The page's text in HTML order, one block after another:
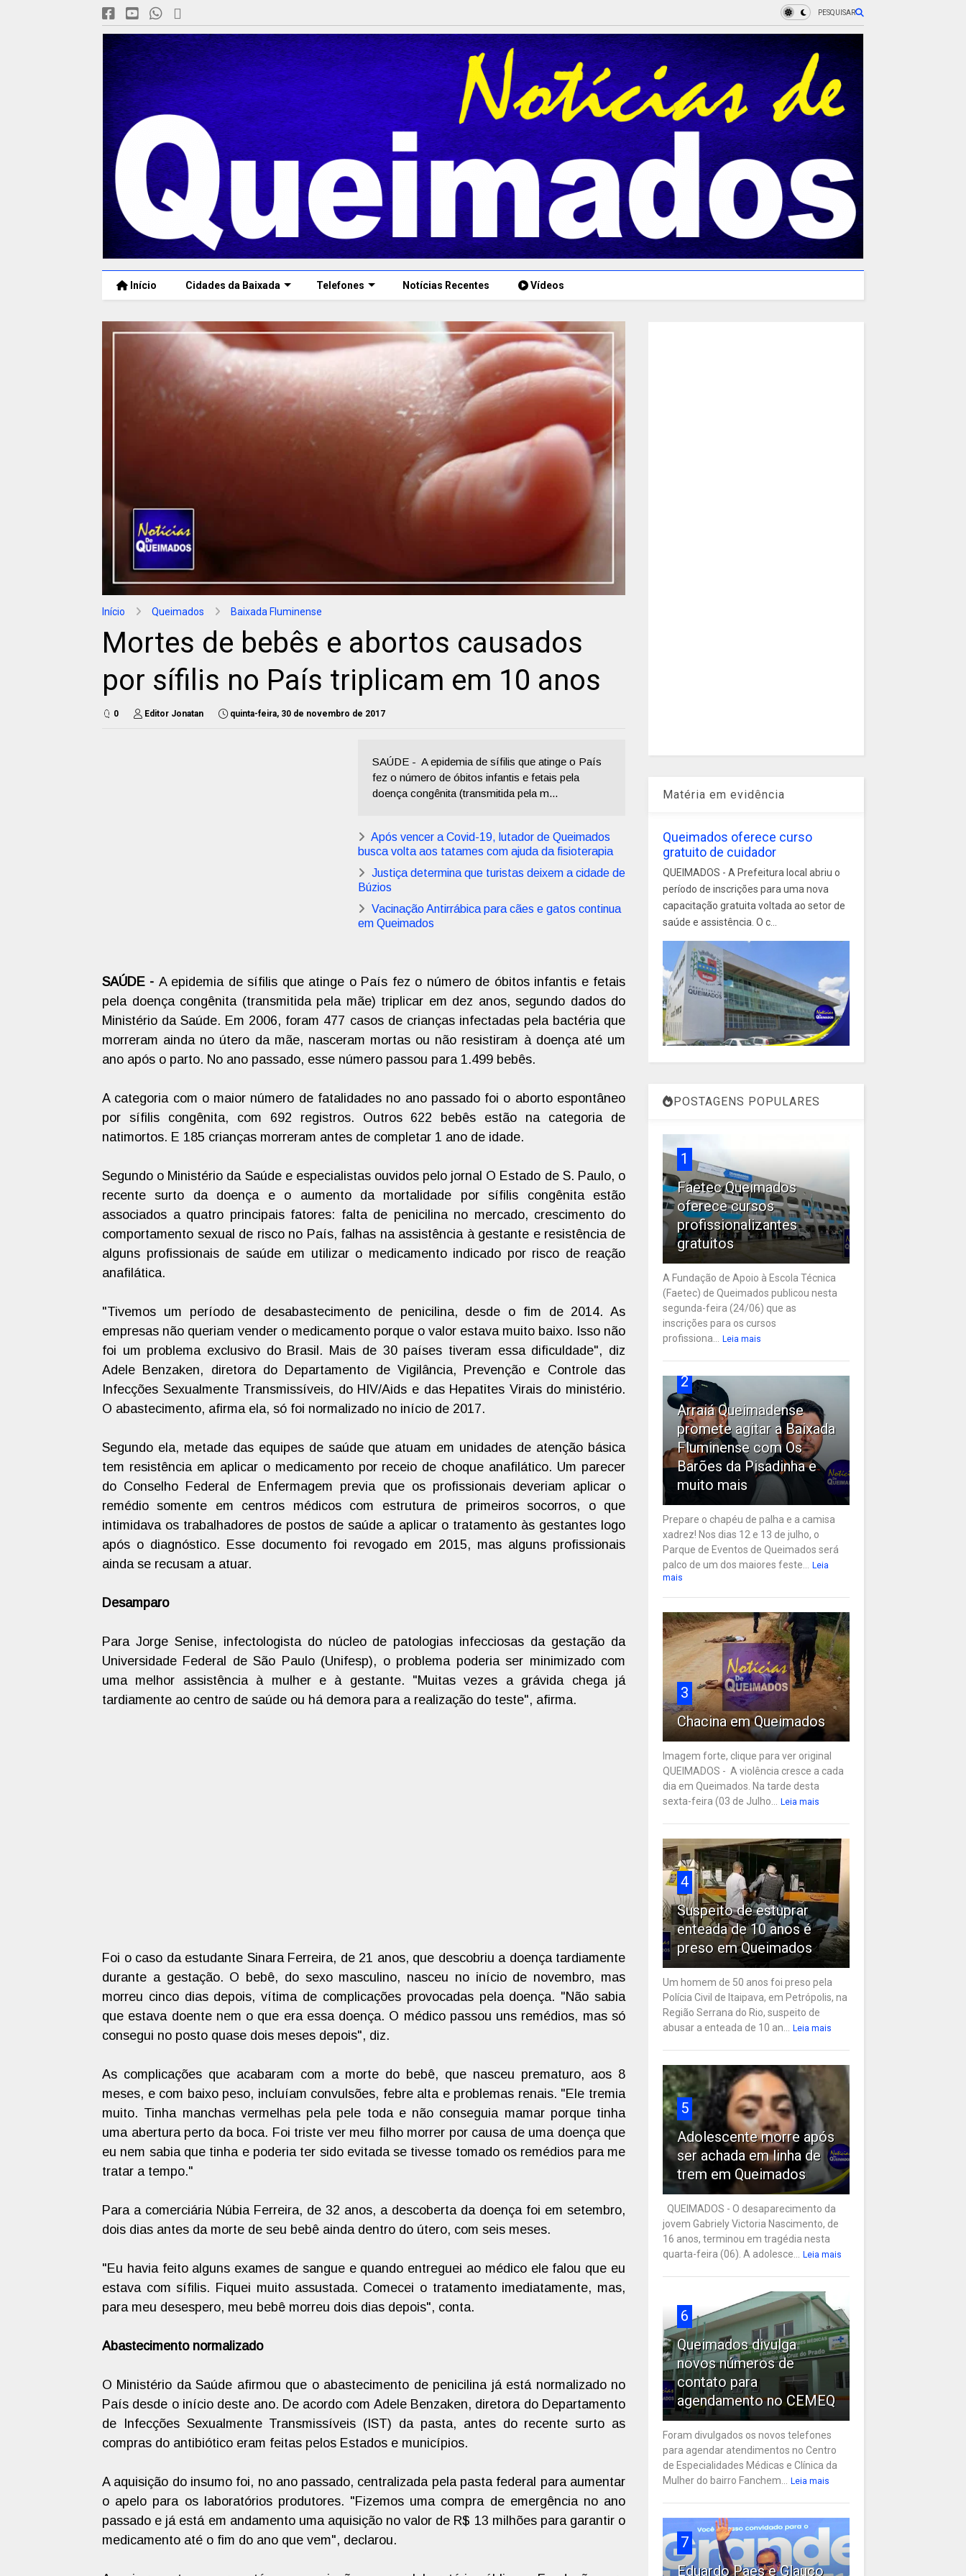
PESQUISAR
Início Cidades da Baixada Telefones Notícias Recentes Vídeos
Início Queimados Baixada Fluminense
Mortes de bebês e abortos causados
por sífilis no País triplicam em 10 anos
0 Editor Jonatan quinta-feira, 30 de novembro de 2017
SAÚDE - A epidemia de sífilis que atinge o País
fez o número de óbitos infantis e fetais pela
doença congênita (transmitida pela m...
Após vencer a Covid-19, lutador de Queimados
busca volta aos tatames com ajuda da fisioterapia
Justiça determina que turistas deixem a cidade de
Búzios
Vacinação Antirrábica para cães e gatos continua
em Queimados
SAÚDE - A epidemia de sífilis que atinge o País fez o número de óbitos infantis e fetais
pela doença congênita (transmitida pela mãe) triplicar em dez anos, segundo dados do
Ministério da Saúde. Em 2006, foram 477 casos de crianças infectadas pela bactéria que
morreram ainda no útero da mãe, nasceram mortas ou não resistiram à doença até um
ano após o parto. No ano passado, esse número passou para 1.499 bebês.
A categoria com o maior número de fatalidades no ano passado foi o aborto espontâneo
por sífilis congênita, com 692 registros. Outros 622 bebês estão na categoria de
natimortos. E 185 crianças morreram antes de completar 1 ano de idade.
Segundo o Ministério da Saúde e especialistas ouvidos pelo jornal O Estado de S. Paulo, o
recente surto da doença e o aumento da mortalidade por sífilis congênita estão
associados a quatro principais fatores: falta de penicilina no mercado, crescimento do
comportamento sexual de risco no País, falhas na assistência à gestante e resistência de
alguns profissionais de saúde em utilizar o medicamento indicado por risco de reação
anafilática.
"Tivemos um período de desabastecimento de penicilina, desde o fim de 2014. As
empresas não queriam vender o medicamento porque o valor estava muito baixo. Isso não
foi um problema exclusivo do Brasil. Mais de 30 países tiveram essa dificuldade", diz
Adele Benzaken, diretora do Departamento de Vigilância, Prevenção e Controle das
Infecções Sexualmente Transmissíveis, do HIV/Aids e das Hepatites Virais do ministério.
O abastecimento, afirma ela, só foi normalizado no início de 2017.
Segundo ela, metade das equipes de saúde que atuam em unidades de atenção básica
tem resistência em aplicar o medicamento por receio de choque anafilático. Um parecer
do Conselho Federal de Enfermagem previa que os profissionais deveriam aplicar o
remédio somente em centros médicos com estrutura de primeiros socorros, o que
intimidava os trabalhadores de postos de saúde a aplicar o tratamento às gestantes logo
após o diagnóstico. Esse documento foi revogado em 2015, mas alguns profissionais
ainda se recusam a atuar.
Desamparo
Para Jorge Senise, infectologista do núcleo de patologias infecciosas da gestação da
Universidade Federal de São Paulo (Unifesp), o problema poderia ser minimizado com
uma melhor assistência à mulher e à gestante. "Muitas vezes a grávida chega já
tardiamente ao centro de saúde ou há demora para a realização do teste", afirma.
Foi o caso da estudante Sinara Ferreira, de 21 anos, que descobriu a doença tardiamente
durante a gestação. O bebê, do sexo masculino, nasceu no início de novembro, mas
morreu cinco dias depois, vítima de complicações provocadas pela doença. "Não sabia
que estava doente nem o que era essa doença. O médico passou uns remédios, mas só
consegui no posto quase dois meses depois", diz.
As complicações que acabaram com a morte do bebê, que nasceu prematuro, aos 8
meses, e com baixo peso, incluíam convulsões, febre alta e problemas renais. "Ele tremia
muito. Tinha manchas vermelhas pela pele toda e não conseguia mamar porque tinha
uma abertura perto da boca. Foi triste ver meu filho morrer por causa de uma doença que
eu nem sabia que tinha e poderia ter sido evitada se tivesse tomado os remédios para me
tratar a tempo."
Para a comerciária Núbia Ferreira, de 32 anos, a descoberta da doença foi em setembro,
dois dias antes da morte de seu bebê ainda dentro do útero, com seis meses.
"Eu havia feito alguns exames de sangue e quando entreguei ao médico ele falou que eu
estava com sífilis. Fiquei muito assustada. Comecei o tratamento imediatamente, mas,
para meu desespero, meu bebê morreu dois dias depois", conta.
Abastecimento normalizado
O Ministério da Saúde afirmou que o abastecimento de penicilina já está normalizado no
País desde o início deste ano. De acordo com Adele Benzaken, diretora do Departamento
de Infecções Sexualmente Transmissíveis (IST) da pasta, antes do recente surto as
compras do antibiótico eram feitas pelos Estados e municípios.
A aquisição do insumo foi, no ano passado, centralizada pela pasta federal para aumentar
o apelo para os laboratórios produtores. "Fizemos uma compra de emergência no ano
passado e já está em andamento uma aquisição no valor de R$ 13 milhões para garantir o
medicamento até o fim do ano que vem", declarou.
Matéria em evidência
Queimados oferece curso
gratuito de cuidador
QUEIMADOS - A Prefeitura local abriu o
período de inscrições para uma nova
capacitação gratuita voltada ao setor de
saúde e assistência. O c...
POSTAGENS POPULARES
1
Faetec Queimados
oferece cursos
profissionalizantes
gratuitos
A Fundação de Apoio à Escola Técnica
(Faetec) de Queimados publicou nesta
segunda-feira (24/06) que as
inscrições para os cursos
profissiona...
Leia mais
2
Arraiá Queimadense
promete agitar a Baixada
Fluminense com Os
Barões da Pisadinha e
muito mais
Prepare o chapéu de palha e a camisa
xadrez! Nos dias 12 e 13 de julho, o
Parque de Eventos de Queimados será
palco de um dos maiores feste...
Leia
mais
3
Chacina em Queimados
Imagem forte, clique para ver original
QUEIMADOS - A violência cresce a cada
dia em Queimados. Na tarde desta
sexta-feira (03 de Julho...
Leia mais
4
Suspeito de estuprar
enteada de 10 anos é
preso em Queimados
Um homem de 50 anos foi preso pela
Polícia Civil de Itaipava, em Petrópolis, na
Região Serrana do Rio, suspeito de
abusar a enteada de 10 an...
Leia mais
5
Adolescente morre após
ser achada em linha de
trem em Queimados
QUEIMADOS - O desaparecimento da
jovem Gabriely Victoria Nascimento, de
16 anos, terminou em tragédia nesta
quarta-feira (06). A adolesce...
Leia mais
6
Queimados divulga
novos números de
contato para
agendamento no CEMEQ
Foram divulgados os novos telefones
para agendar atendimentos no Centro
de Especialidades Médicas e Clínica da
Mulher do bairro Fanchem...
Leia mais
7
Eduardo Paes e Glauco